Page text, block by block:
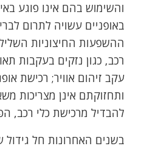
והשימוש בהם אינו פוגע
באופניים עשויה לתרום
ההשפעות החיצוניות
רכב, כגון נזקים בעקבות
עקב זיהום אוויר; רכישת
ותחזוקתם אינן מצריכות
להבדיל מרכישת כלי רכב,
בשנים האחרונות חל